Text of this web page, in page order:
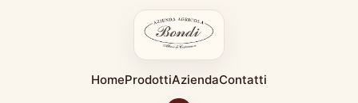
HomeProdottiAziendaContatti